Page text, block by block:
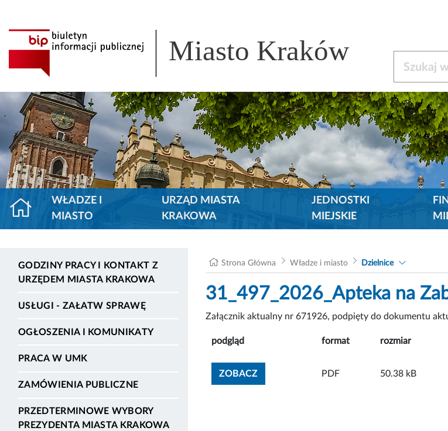
Miasto Kraków
WŁADZE I
MIASTO
URZĄD MIASTA
KRAKOWA
JEDNOSTKI
MIEJSKIE
GODZINY PRACY I KONTAKT Z
URZĘDEM MIASTA KRAKOWA
USŁUGI - ZAŁATW SPRAWĘ
OGŁOSZENIA I KOMUNIKATY
PRACA W UMK
ZAMÓWIENIA PUBLICZNE
PRZEDTERMINOWE WYBORY
PREZYDENTA MIASTA KRAKOWA
Strona Główna Władze i miasto Dzielnice
31_497_2026_Apteka na
Załącznik aktualny nr 671926, podpięty do dokumentu
podgląd format rozmiar
ZOBACZZOBACZ ZAŁĄCZNIK
PDF 50.38 kB